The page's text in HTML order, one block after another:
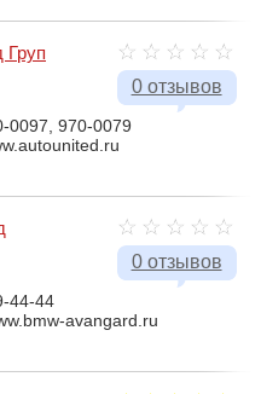
0 отзывов
Груп
0097, 970-0079
0 отзывов
44-44
avangard.ru